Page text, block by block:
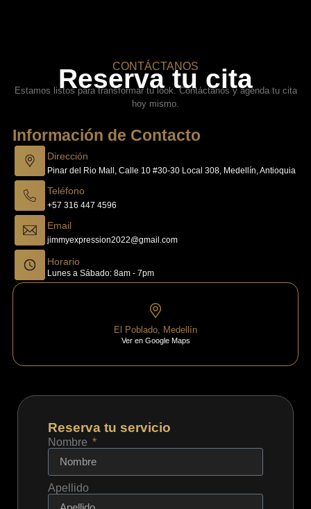
CONTÁCTANOS
Reserva tu cita
Estamos listos para transformar tu look. Contáctanos y agenda tu cita
hoy mismo.
Información de Contacto
Dirección
Pinar del Rio Mall, Calle 10 #30-30 Local 308, Medellín, Antioquia
Teléfono
+57 316 447 4596
Email
jimmyexpression2022@gmail.com
Horario
Lunes a Sábado: 8am - 7pm
El Poblado, Medellín
Ver en Google Maps
Reserva tu servicio
Nombre
Apellido